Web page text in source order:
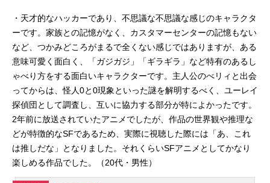
武川愛里美術監督：西山正紀色彩設
計：のぼりはるこ撮影監督：小西庸
平編集：坂本雅紀音響監督：亀山俊
樹音楽：成田旬音楽制作：ポニーキ
ャニオンアニメーションプロデュー
サー：大松裕アニメーション制作：B
AKKENRECORD主題歌OP：「Stand
ByMe」SubwayDaydreamED：「い
っぽんみち」...
・天才的なハッカーであり、不思議な不思議な感じのキャラクタ
ーです。家族との記憶がなく、カスタマーセンターの記憶もない
など、つかみどころがまるで全くない感じではありますが、ある
意味可愛く面白く、「ガジガジ」「ギラギラ」など特有のあるし
ゃべり方をする面白いキャラクターです。主人公のべリィと出会
ってからは、怪人0と0現象といった謎を解明するべく、ユーレイ
探偵団として調査し、互いに協力する部分が特によかったです。
2年前に放送されていたアニメでしたが、作品の世界観や推理な
どが特徴的なSFであるため、実際に視聴した際には「あ、これ
は推しだな」となりました。それくらいSFアニメとしてかなり
楽しめる作品でした。（20代・男性）